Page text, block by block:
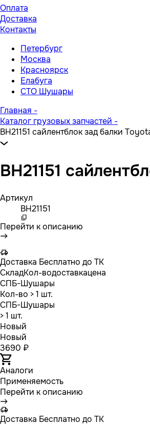
Оплата
Доставка
Контакты
Петербург
Москва
Красноярск
Елабуга
СТО Шушары
Главная -
Каталог грузовых запчастей -
BH21151 сайлентблок зад балки
BH21151
Артикул
BH21151
Перейти к описанию
Доставка Бесплатно до ТК
СкладКол-водоставкацена
СПБ-Шушары
Кол-во > 1 шт.
СПБ-Шушары
> 1 шт.
Новый
Новый
3690 ₽
Аналоги
Применяемость
Перейти к описанию
Доставка Бесплатно до ТК